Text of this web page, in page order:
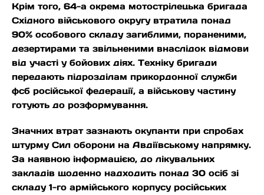
Крім того, 64-а окрема мотострілецька бригада
Східного військового округу втратила понад
90% особового складу загиблими, пораненими,
дезертирами та звільненими внаслідок відмови
від участі у бойових діях. Техніку бригади
передають підрозділам прикордонної служби
фсб російської федерації, а військову частину
готують до розформування.
Значних втрат зазнають окупанти при спробах
штурму Сил оборони на Авдіївському напрямку.
За наявною інформацією, до лікувальних
закладів щоденно надходить понад 30 осіб зі
складу 1-го армійського корпусу російських